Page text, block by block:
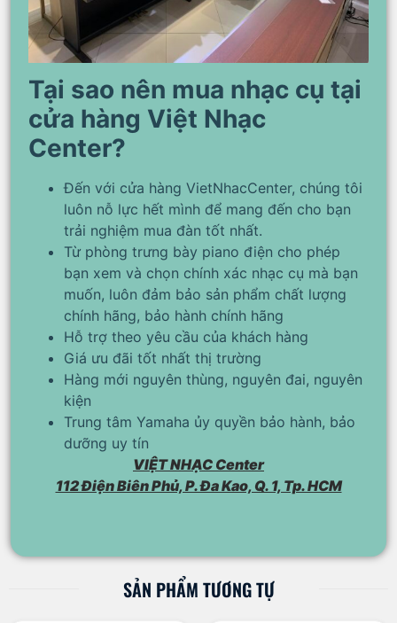
Tại sao nên mua nhạc cụ tại
cửa hàng Việt Nhạc
Center?
Đến với cửa hàng VietNhacCenter, chúng tôi
luôn nỗ lực hết mình để mang đến cho bạn
trải nghiệm mua đàn tốt nhất.
Từ phòng trưng bày piano điện cho phép
bạn xem và chọn chính xác nhạc cụ mà bạn
muốn, luôn đảm bảo sản phẩm chất lượng
chính hãng, bảo hành chính hãng
Hỗ trợ theo yêu cầu của khách hàng
Giá ưu đãi tốt nhất thị trường
Hàng mới nguyên thùng, nguyên đai, nguyên
kiện
Trung tâm Yamaha ủy quyền bảo hành, bảo
dưỡng uy tín
VIỆT NHẠC Center
112 Điện Biên Phủ, P. Đa Kao, Q. 1, Tp. HCM
SẢN PHẨM TƯƠNG TỰ